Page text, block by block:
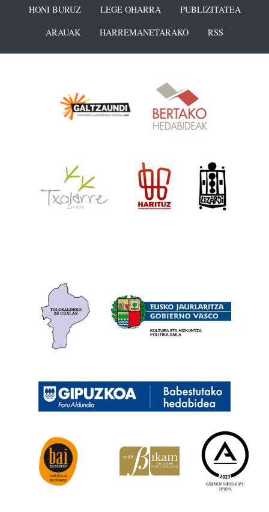
HONI BURUZ LEGE OHARRA
PUBLIZITATEA
ARAUAK
HARREMANETARAKO RSS